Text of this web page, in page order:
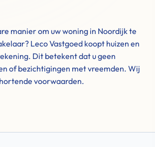
manier om uw woning in Noordijk te
Leco Vastgoed koopt huizen en
Dit betekent dat u geen
of bezichtigingen met vreemden. Wij
voorwaarden.